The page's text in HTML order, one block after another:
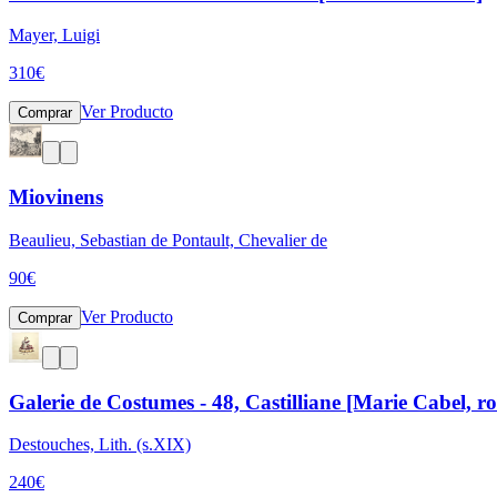
Mayer, Luigi
310€
Comprar Ver Producto
Miovinens
Beaulieu, Sebastian de Pontault, Chevalier de
90€
Comprar Ver Producto
Galerie de Costumes - 48, Castilliane [Marie Cabel,
Destouches, Lith. (s.XIX)
240€